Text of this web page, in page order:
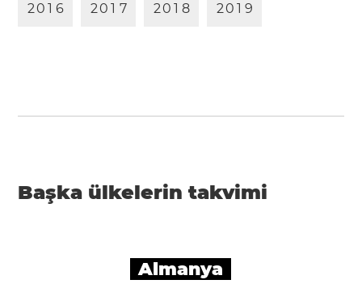
20 1 6 20 1 7 20 1 8 20 1 9
Başka ülkelerin takvimi
Almanya